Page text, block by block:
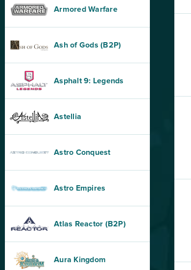
Armored Warfare
Ash of Gods (B2P)
Asphalt 9: Legends
Astellia
Astro Conquest
Astro Empires
Atlas Reactor (B2P)
Aura Kingdom